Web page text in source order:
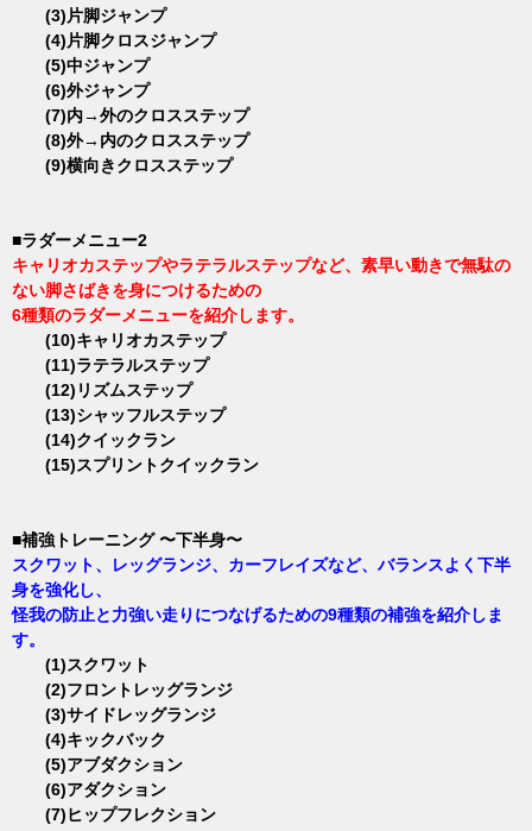
(3)片脚ジャンプ
(4)片脚クロスジャンプ
(5)中ジャンプ
(6)外ジャンプ
(7)内→外のクロスステップ
(8)外→内のクロスステップ
(9)横向きクロスステップ
■ラダーメニュー2
キャリオカステップやラテラルステップなど、素早い動きで無駄の
ない脚さばきを身につけるための
6種類のラダーメニューを紹介します。
(10)キャリオカステップ
(11)ラテラルステップ
(12)リズムステップ
(13)シャッフルステップ
(14)クイックラン
(15)スプリントクイックラン
■補強トレーニング 〜下半身〜
スクワット、レッグランジ、カーフレイズなど、バランスよく下半
身を強化し、
怪我の防止と力強い走りにつなげるための9種類の補強を紹介しま
す。
(1)スクワット
(2)フロントレッグランジ
(3)サイドレッグランジ
(4)キックバック
(5)アブダクション
(6)アダクション
(7)ヒップフレクション